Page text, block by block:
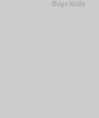
Boys Kids